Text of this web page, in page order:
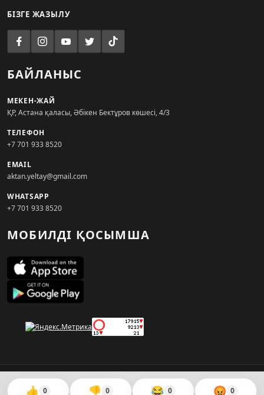
👍 0 👎 0 😂 0 😡 0
БІЗГЕ ЖАЗЫЛУ
БАЙЛАНЫС
МЕКЕН-ЖАЙ
ҚР, Астана қаласы, Әбікен Бектұров көшесі, 4/3
ТЕЛЕФОН
+7 701 933 8520
EMAIL
aktan.yeltay@gmail.com
WHATSAPP
+7 701 933 8520
МОБИЛДІ ҚОСЫМША
© 2026. KZNEWS.KZ ақпарат агенттігі